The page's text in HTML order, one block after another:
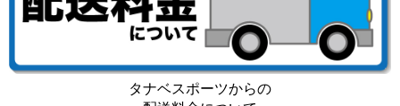
タナベスポーツからの